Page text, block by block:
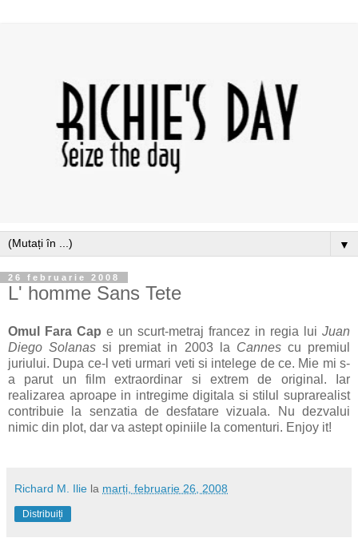
▼
26 februarie 2008
L' homme Sans Tete
Omul Fara Cap e un scurt-metraj francez in regia lui Juan
Diego Solanas si premiat in 2003 la Cannescu premiul
juriului. Dupa ce-l veti urmari veti si intelege de ce. Mie mi s-
a parut un film extraordinar si extrem de original. Iar
realizarea aproape in intregime digitala si stilul suprarealist
contribuie la senzatia de desfatare vizuala. Nu dezvalui
nimic din plot, dar va astept opiniile la comenturi. Enjoy it!
Richard M. Ilie la marți, februarie 26, 2008
Distribuiți